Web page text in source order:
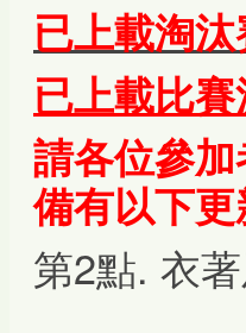
已上載淘
已上載比
請各位參
備有以下
第2點. 衣